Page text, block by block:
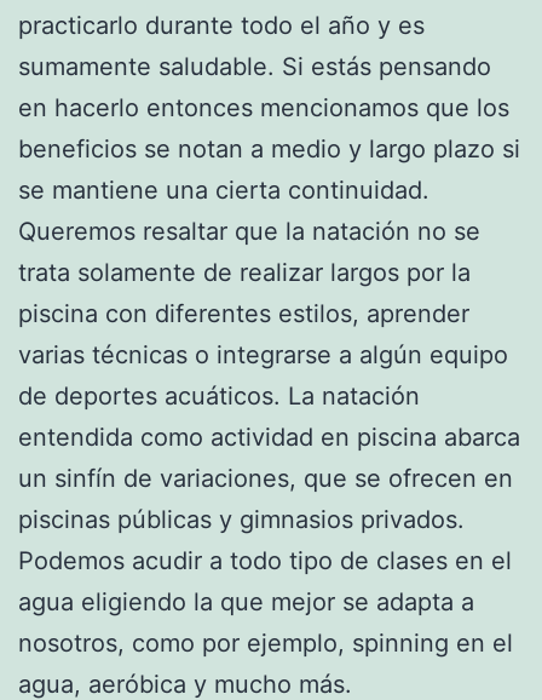
practicarlo durante todo el año y es
sumamente saludable. Si estás pensando
en hacerlo entonces mencionamos que los
beneficios se notan a medio y largo plazo si
se mantiene una cierta continuidad.
Queremos resaltar que la natación no se
trata solamente de realizar largos por la
piscina con diferentes estilos, aprender
varias técnicas o integrarse a algún equipo
de deportes acuáticos. La natación
entendida como actividad en piscina abarca
un sinfín de variaciones, que se ofrecen en
piscinas públicas y gimnasios privados.
Podemos acudir a todo tipo de clases en el
agua eligiendo la que mejor se adapta a
nosotros, como por ejemplo, spinning en el
agua, aeróbica y mucho más.